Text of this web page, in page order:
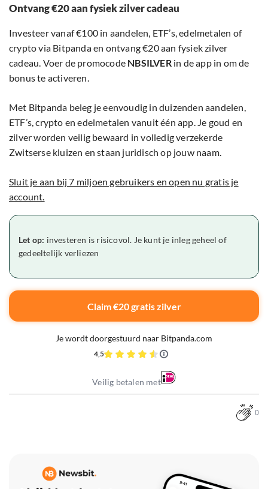
Ontvang €20 aan fysiek zilver cadeau
Investeer vanaf €100 in aandelen, ETF’s, edelmetalen of
crypto via Bitpanda en ontvang €20 aan fysiek zilver
cadeau. Voer de promocode NBSILVERin de app in om de
bonus te activeren.
Met Bitpanda beleg je eenvoudig in duizenden aandelen,
ETF’s, crypto en edelmetalen vanuit één app. Je goud en
zilver worden veilig bewaard in volledig verzekerde
Zwitserse kluizen en staan juridisch op jouw naam.
Sluit je aan bij 7 miljoen gebruikers en open nu gratis je
account.
Let op: investeren is risicovol. Je kunt je inleg geheel of
gedeeltelijk verliezen
Claim €20 gratis zilver
Je wordt doorgestuurd naar Bitpanda.com
4,5
Veilig betalen met
0